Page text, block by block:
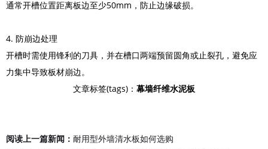
通常开槽位置距离板边至少50mm，防止边缘破损。
4. 防崩边处理
开槽时需使用锋利的刀具，并在槽口两端预留圆角或止裂孔，避免应
力集中导致板材崩边。
文章标签(tags)： 幕墙纤维水泥板
阅读上一篇新闻： 耐用型外墙清水板如何选购